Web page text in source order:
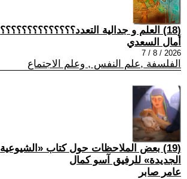
(18) العلم و جدالية التعدد؟؟؟؟؟؟؟؟؟؟؟؟؟؟
أمال السعدي
2026 / 8 / 7
الفلسفة ,علم النفس , وعلم الاجتماع
(19) بعض الملاحظات حول كتاب «الشيوعية
الجديدة» للرفيق آسو كمال
عامر صابر